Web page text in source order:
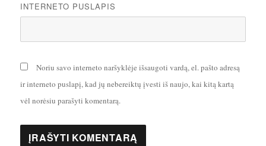
INTERNETO PUSLAPIS
Noriu savo interneto naršyklėje išsaugoti vardą, el. pašto adresą
ir interneto puslapį, kad jų nebereiktų įvesti iš naujo, kai kitą kartą
vėl norėsiu parašyti komentarą.